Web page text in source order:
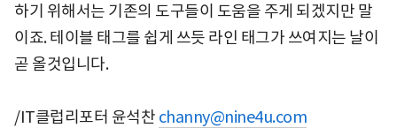
하기 위해서는 기존의 도구들이 도움을 주게 되겠지만 말
이죠. 테이블 태그를 쉽게 쓰듯 라인 태그가 쓰여지는 날이
곧 올것입니다.
/IT클럽리포터 윤석찬 channy@nine4u.com